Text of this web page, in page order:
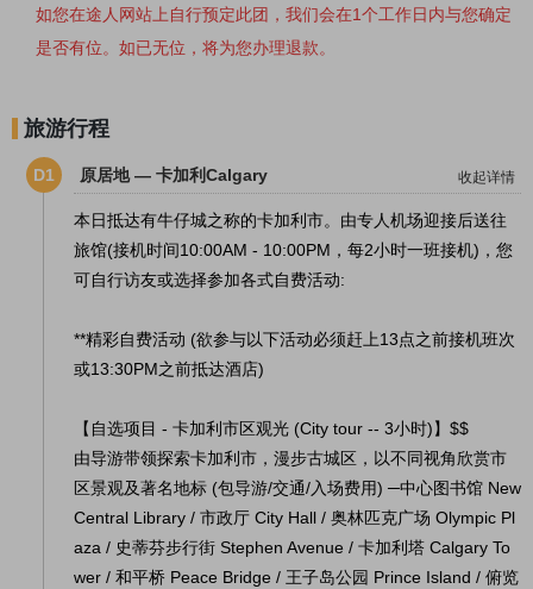
如您在途人网站上自行预定此团，我们会在1个工作日内与您确定
是否有位。如已无位，将为您办理退款。
旅游行程
D1 原居地 — 卡加利Calgary 收起详情
本日抵达有牛仔城之称的卡加利市。由专人机场迎接后送往
旅馆(接机时间10:00AM - 10:00PM，每2小时一班接机)，您
可自行访友或选择参加各式自费活动:
**精彩自费活动 (欲参与以下活动必须赶上13点之前接机班次
或13:30PM之前抵达酒店)
【自选项目 - 卡加利市区观光 (City tour -- 3小时)】$$
由导游带领探索卡加利市，漫步古城区，以不同视角欣赏市
区景观及著名地标 (包导游/交通/入场费用) ─中心图书馆 New
Central Library / 市政厅 City Hall / 奥林匹克广场 Olympic Pl
aza / 史蒂芬步行街 Stephen Avenue / 卡加利塔 Calgary To
wer / 和平桥 Peace Bridge / 王子岛公园 Prince Island / 俯览